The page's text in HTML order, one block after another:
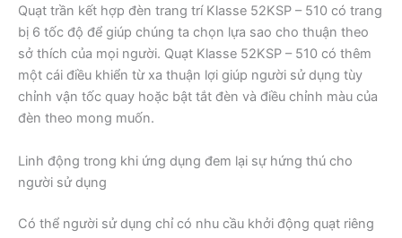
Quạt trần kết hợp đèn trang trí Klasse 52KSP – 510 có trang
bị 6 tốc độ để giúp chúng ta chọn lựa sao cho thuận theo
sở thích của mọi người. Quạt Klasse 52KSP – 510 có thêm
một cái điều khiển từ xa thuận lợi giúp người sử dụng tùy
chỉnh vận tốc quay hoặc bật tắt đèn và điều chỉnh màu của
đèn theo mong muốn.
Linh động trong khi ứng dụng đem lại sự hứng thú cho
người sử dụng
Có thể người sử dụng chỉ có nhu cầu khởi động quạt riêng